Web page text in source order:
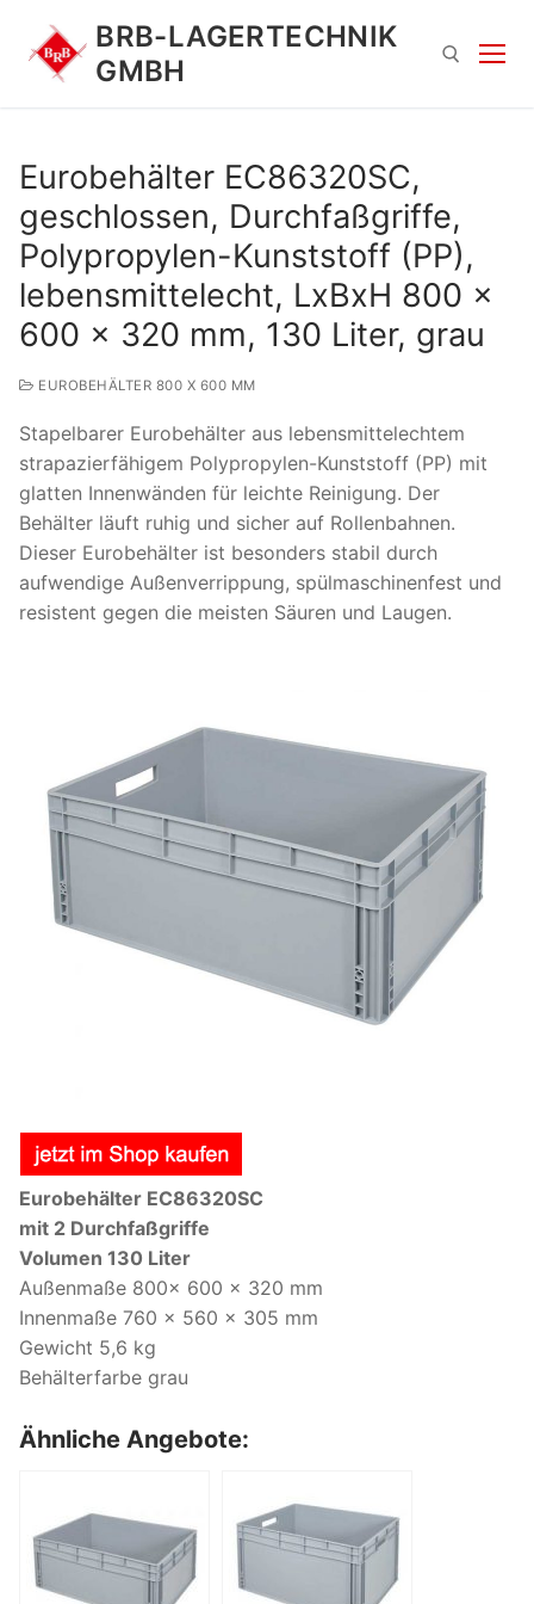
Inhalt
springen
BRB-LAGERTECHNIK
GMBH
Suchen
Eurobehälter EC86320SC,
geschlossen, Durchfaßgriffe,
Polypropylen-Kunststoff (PP),
lebensmittelecht, LxBxH 800 x
600 x 320 mm, 130 Liter, grau
EUROBEHÄLTER 800 X 600 MM
Stapelbarer Eurobehälter aus lebensmittelechtem
strapazierfähigem Polypropylen-Kunststoff (PP) mit
glatten Innenwänden für leichte Reinigung. Der
Behälter läuft ruhig und sicher auf Rollenbahnen.
Dieser Eurobehälter ist besonders stabil durch
aufwendige Außenverrippung, spülmaschinenfest und
resistent gegen die meisten Säuren und Laugen.
Eurobehälter EC86320SC
mit 2 Durchfaßgriffe
Volumen 130 Liter
Außenmaße 800x 600 x 320 mm
Innenmaße 760 x 560 x 305 mm
Gewicht 5,6 kg
Behälterfarbe grau
Ähnliche Angebote: